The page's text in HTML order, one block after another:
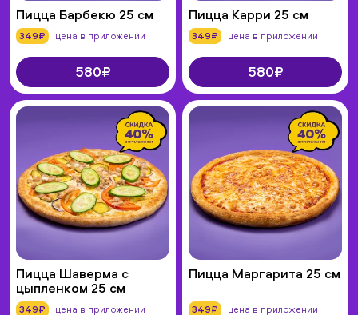
Пицца Барбекю 25 см
349₽ цена в приложении
580₽
Пицца Карри 25 см
349₽ цена в приложении
580₽
Пицца Шаверма с
цыпленком 25 см
349₽ цена в приложении
Пицца Маргарита 25 см
349₽ цена в приложении